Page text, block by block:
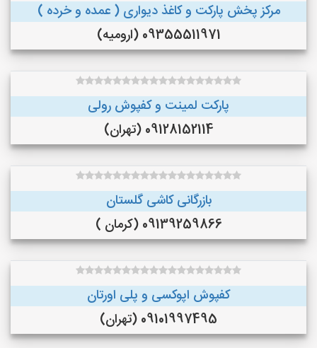
مرکز پخش پارکت و کاغذ دیواری ( عمده و خرده )
09355511971 (ارومیه)
پارکت لمینت و کفپوش رولی
09128152114 (تهران)
بازرگانی کاشی گلستان
09139259866 (کرمان )
کفپوش اپوکسی و پلی اورتان
09101997495 (تهران)